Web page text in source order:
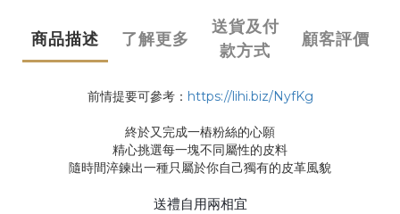
商品描述 了解更多
送貨及付
款方式
顧客評價
前情提要可參考： https://lihi.biz/NyfKg
終於又完成一樁粉絲的心願
精心挑選每一塊不同屬性的皮料
隨時間淬鍊出一種只屬於你自己獨有的皮革風貌
送禮自用兩相宜